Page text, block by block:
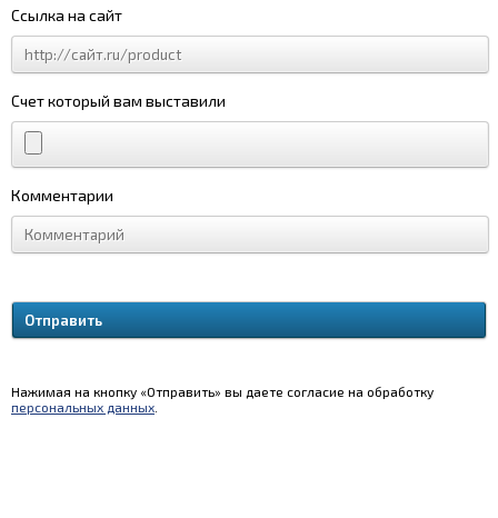
Ссылка на сайт
Счет который вам выставили
Комментарии
Нажимая на кнопку «Отправить» вы даете согласие на обработку
персональных данных